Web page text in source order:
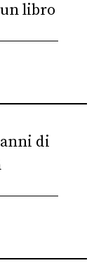
un libro
di